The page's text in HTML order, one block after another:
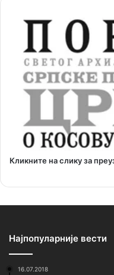
Кликните на слику за
Најпопуларније вести
16.07.2018